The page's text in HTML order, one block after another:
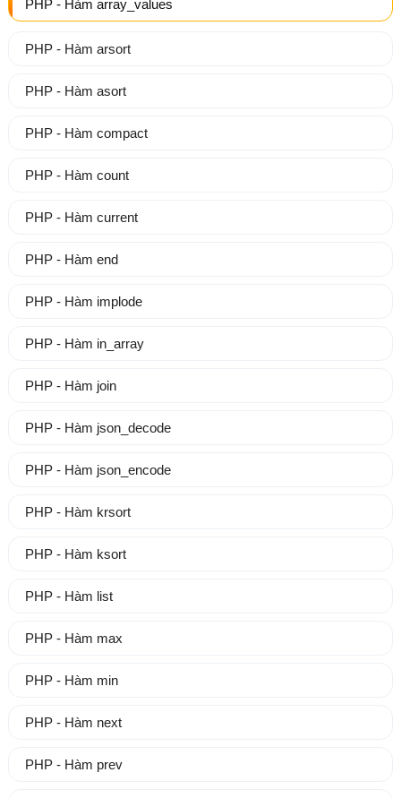
PHP - Hàm array_values
PHP - Hàm arsort
PHP - Hàm asort
PHP - Hàm compact
PHP - Hàm count
PHP - Hàm current
PHP - Hàm end
PHP - Hàm implode
PHP - Hàm in_array
PHP - Hàm join
PHP - Hàm json_decode
PHP - Hàm json_encode
PHP - Hàm krsort
PHP - Hàm ksort
PHP - Hàm list
PHP - Hàm max
PHP - Hàm min
PHP - Hàm next
PHP - Hàm prev